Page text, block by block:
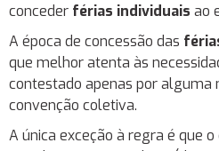
conceder férias individuais ao
A época de concessão das
que melhor atenta às
contestado apenas por alguma
convenção coletiva.
A única exceção à regra é que